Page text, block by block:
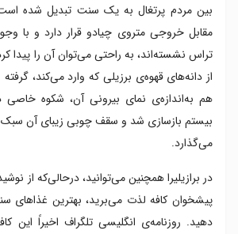
بین مردم پرتغال به یک سنت تبدیل شده
مقابل خروجی متروی چیادو قرار دارد و با
تراس نشسته‌اند، به راحتی می‌توان آن را پیدا
از دانه‌های قهوه‌ی برزیلی که وارد می‌کند،
هم به‌اندازه‌ی نمای بیرونی آن، شکوه خاصی
بیستم بازسازی شد و سقف چوبی زیبای آن
می‌گذارد.
در برازیلیرا همچنین می‌توانید، درحالی‌که از
پیشخوان کافه لذت می‌برید، بهترین غذاهای
دهید. روزنامه‌ی انگلیسی تلگراف اخیراً این